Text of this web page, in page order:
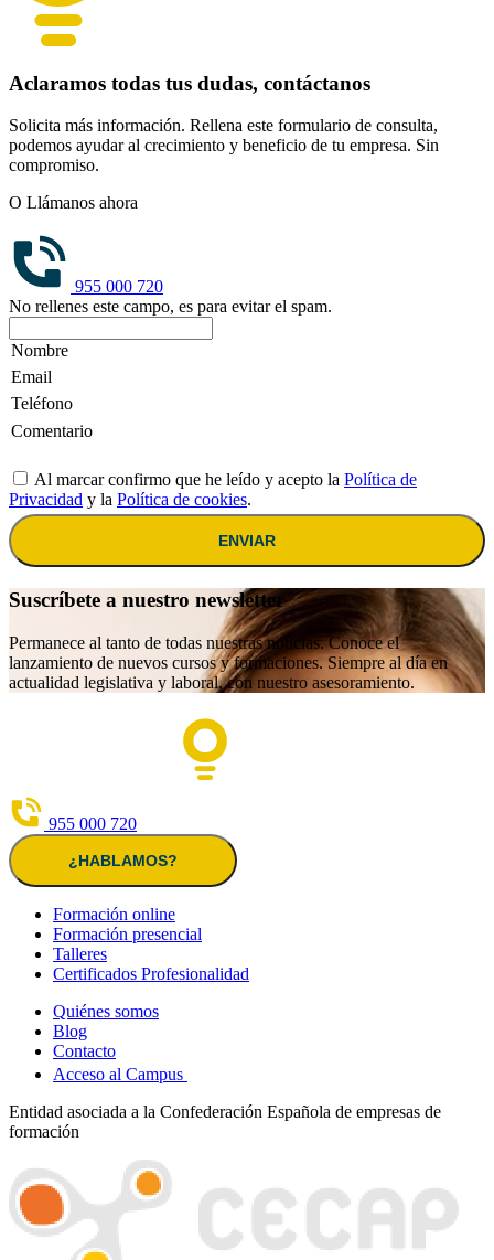
Aclaramos todas tus dudas, contáctanos
Solicita más información. Rellena este formulario de consulta,
podemos ayudar al crecimiento y beneficio de tu empresa. Sin
compromiso.
O Llámanos ahora
955 000 720
No rellenes este campo, es para evitar el spam.
Al marcar confirmo que he leído y acepto la Política de
Privacidad y la Política de cookies.
ENVIAR
Suscríbete a nuestro newsletter
Permanece al tanto de todas nuestras noticias. Conoce el
lanzamiento de nuevos cursos y formaciones. Siempre al día en
actualidad legislativa y laboral, con nuestro asesoramiento.
955 000 720
¿HABLAMOS?
Formación online
Formación presencial
Talleres
Certificados Profesionalidad
Quiénes somos
Blog
Contacto
Acceso al Campus
Entidad asociada a la Confederación Española de empresas de
formación